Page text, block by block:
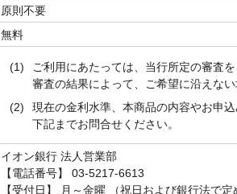
原則不要
無料
(1)
ご利用にあたっては、当行所定の審査
審査の結果によって、ご希望に沿えな
(2)
現在の金利水準、本商品の内容やお申
下記までお問合せください。
イオン銀行 法人営業部
【電話番号】 03-5217-6613
【受付日】 月～金曜 （祝日および銀行法で